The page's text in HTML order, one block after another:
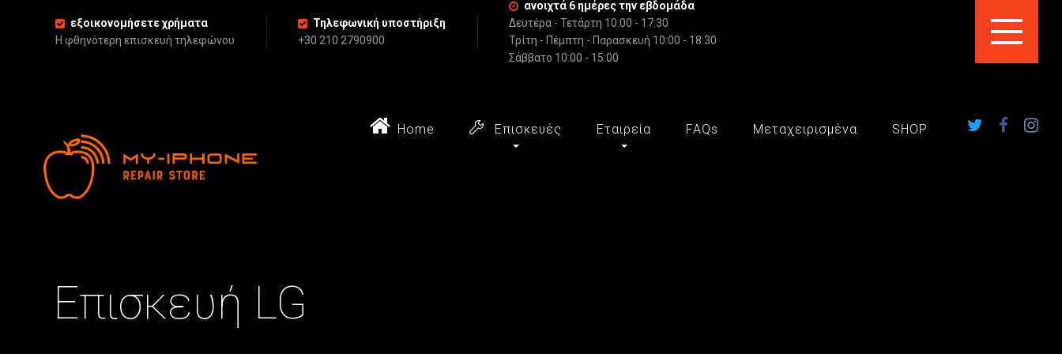
εξοικονομήσετε χρήματα
Η φθηνότερη επισκευή τηλεφώνου
Τηλεφωνική υποστήριξη
+30 210 2790900
ανοιχτά 6 ημέρες την εβδομάδα
Δευτέρα - Τετάρτη 10:00 - 17:30
Τρίτη - Πέμπτη - Παρασκευή 10:00 - 18:30
Σάββατο 10:00 - 15:00
Home Επισκευές Εταιρεία FAQs Μεταχειρισμένα SHOP
Επισκευή LG